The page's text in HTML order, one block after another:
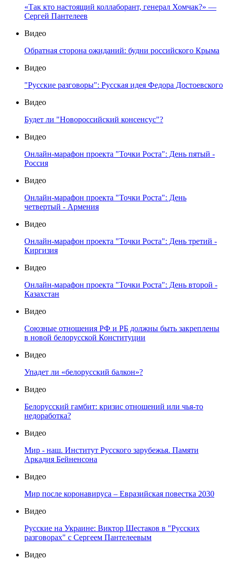
«Так кто настоящий коллаборант, генерал Хомчак?» —
Сергей Пантелеев
Видео
Обратная сторона ожиданий: будни российского Крыма
Видео
"Русские разговоры": Русская идея Федора Достоевского
Видео
Будет ли "Новороссийский консенсус"?
Видео
Онлайн-марафон проекта "Точки Роста": День пятый -
Россия
Видео
Онлайн-марафон проекта "Точки Роста": День
четвертый - Армения
Видео
Онлайн-марафон проекта "Точки Роста": День третий -
Киргизия
Видео
Онлайн-марафон проекта "Точки Роста": День второй -
Казахстан
Видео
Союзные отношения РФ и РБ должны быть закреплены
в новой белорусской Конституции
Видео
Упадет ли «белорусский балкон»?
Видео
Белорусский гамбит: кризис отношений или чья-то
недоработка?
Видео
Мир - наш. Институт Русского зарубежья. Памяти
Аркадия Бейненсона
Видео
Мир после коронавируса – Евразийская повестка 2030
Видео
Русские на Украине: Виктор Шестаков в "Русских
разговорах" с Сергеем Пантелеевым
Видео